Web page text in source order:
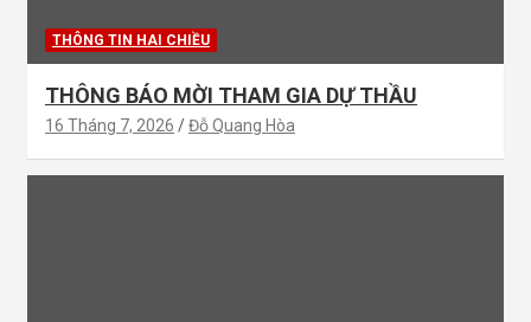
THÔNG TIN HAI CHIỀU
THÔNG BÁO MỜI THAM GIA DỰ THẦU
16 Tháng 7, 2026 Đỗ Quang Hòa